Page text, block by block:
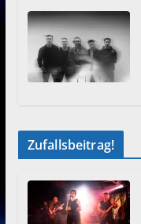
Zufallsbeitrag!